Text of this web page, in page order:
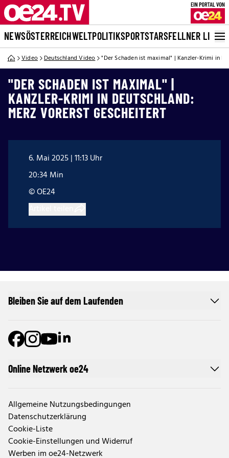
NEWSÖSTERREICHWELTPOLITIKSPORTSTARSFELLNER LIVE
Video Deutschland Video "Der Schaden ist maximal" | Kanzler-Krimi in
"DER SCHADEN IST MAXIMAL" |
KANZLER-KRIMI IN DEUTSCHLAND:
MERZ VORERST GESCHEITERT
6. Mai 2025 | 11:13 Uhr
20:34 Min
© OE24
Online Netzwerk oe24
Allgemeine Nutzungsbedingungen
Datenschutzerklärung
Cookie-Liste
Cookie-Einstellungen und Widerruf
Werben im oe24-Netzwerk
Bleiben Sie auf dem Laufenden